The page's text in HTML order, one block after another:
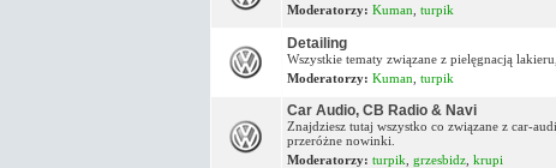
Moderatorzy: Kuman turpik
Detailing
Wszystkie tematy związane z pielęgnacją
Moderatorzy: Kuman turpik
Car Audio, CB Radio & Navi
Znajdziesz tutaj wszystko co związane z car-
przeróżne nowinki.
Moderatorzy: turpik grzesbidz, krupi